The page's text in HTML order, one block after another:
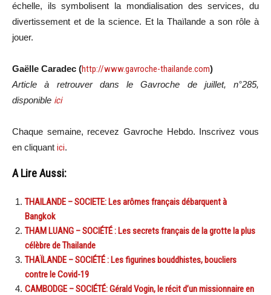
échelle, ils symbolisent la mondialisation des services, du
divertissement et de la science. Et la Thaïlande a son rôle à
jouer.
Gaëlle Caradec (http://www.gavroche-thailande.com)
Article à retrouver dans le Gavroche de juillet, n°285,
disponible ici
Chaque semaine, recevez Gavroche Hebdo. Inscrivez vous
en cliquant ici.
A Lire Aussi:
THAILANDE – SOCIETE: Les arômes français débarquent à
Bangkok
THAM LUANG – SOCIÉTÉ : Les secrets français de la grotte la plus
célèbre de Thailande
THAÏLANDE – SOCIÉTÉ : Les figurines bouddhistes, boucliers
contre le Covid-19
CAMBODGE – SOCIÉTÉ: Gérald Vogin, le récit d’un missionnaire en